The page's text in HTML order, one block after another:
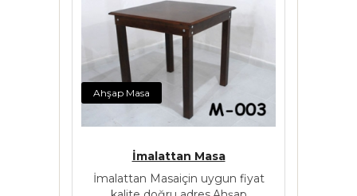
Ahşap Masa
İmalattan Masa
İmalattan Masaiçin uygun fiyat